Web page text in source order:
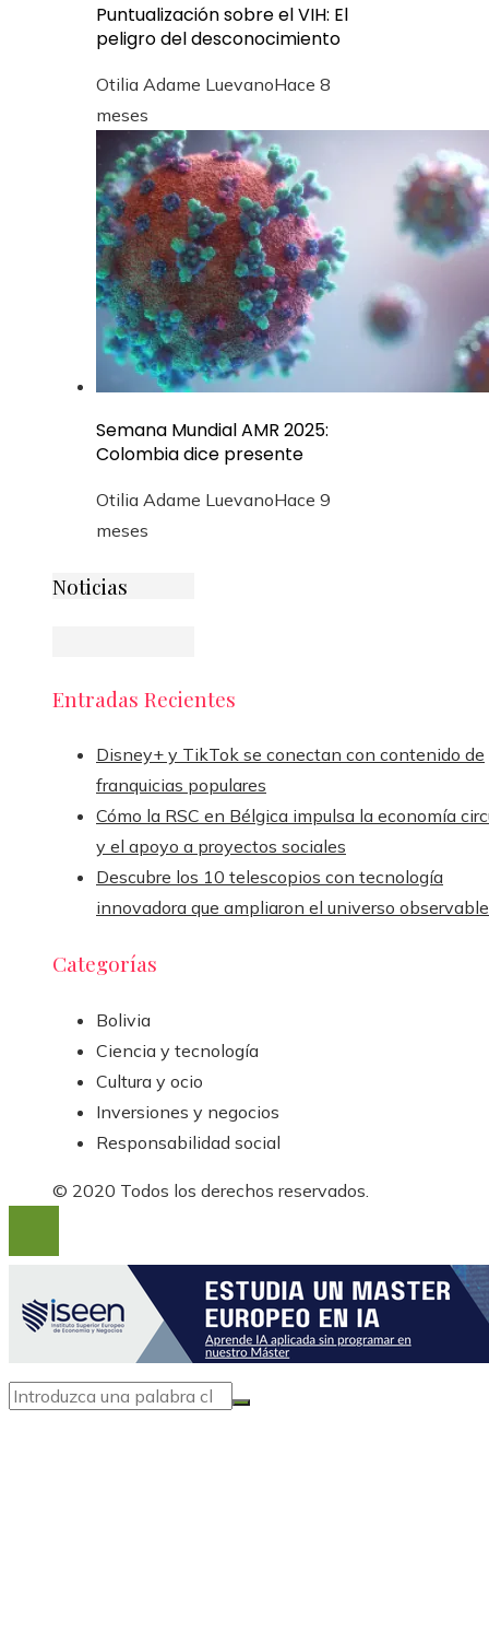
Puntualización sobre el VIH: El
peligro del desconocimiento
Otilia Adame LuevanoHace 8
meses
Semana Mundial AMR 2025:
Colombia dice presente
Otilia Adame LuevanoHace 9
meses
Noticias
Entradas Recientes
Disney+ y TikTok se conectan con contenido de
franquicias populares
Cómo la RSC en Bélgica impulsa la economía
y el apoyo a proyectos sociales
Descubre los 10 telescopios con tecnología
innovadora que ampliaron el universo observable
Categorías
Bolivia
Ciencia y tecnología
Cultura y ocio
Inversiones y negocios
Responsabilidad social
© 2020 Todos los derechos reservados.